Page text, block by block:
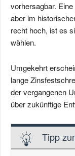
vorhersagbar.
aber im
recht hoch, ist es
wählen.
Umgekehrt
lange
der vergangenen
über zukünftige
Tipp